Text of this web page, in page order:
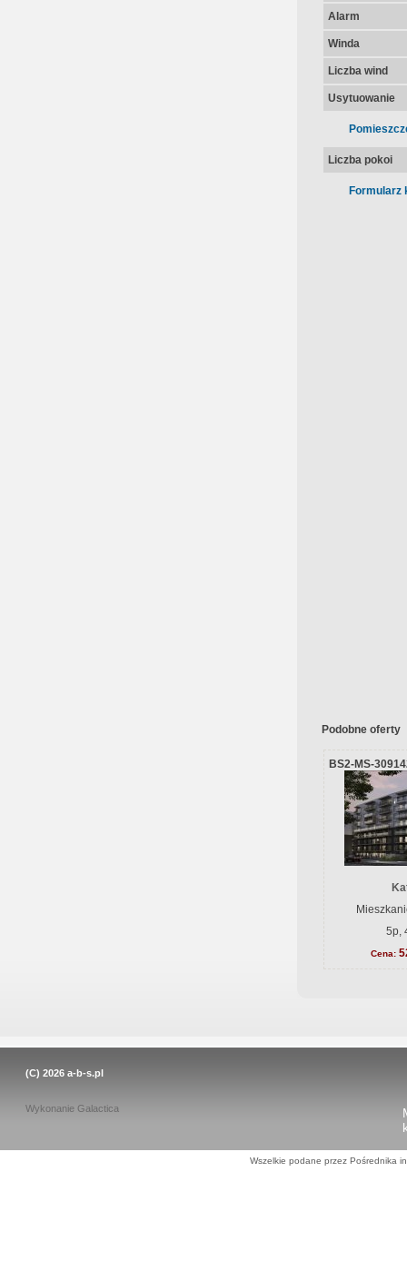
Alarm
Winda
Liczba wind
Usytuowanie
Liczba pokoi
Formularz
Podobne oferty
BS2-MS-
5p,
Cena:
(C) 2026 a-b-s.pl
Wykonanie Galactica
Wszelkie podane przez Pośrednika